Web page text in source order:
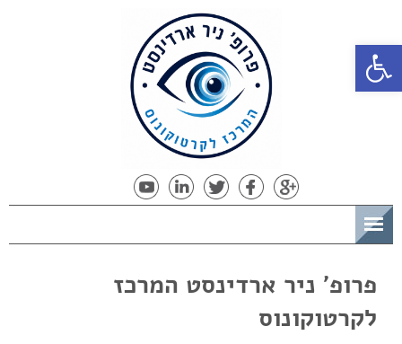
פתח סרגל נגישות
פרופ' ניר ארדינסט המרכז
לקרטוקונוס